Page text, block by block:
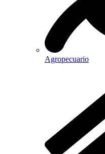
Agropecuario